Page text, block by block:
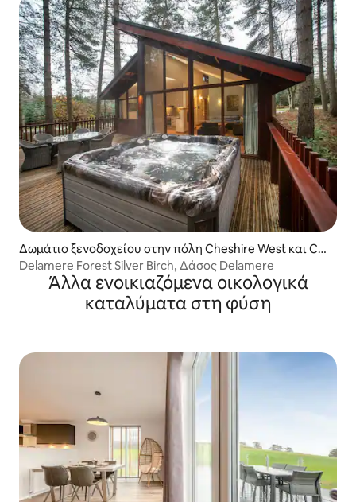
Δωμάτιο ξενοδοχείου στην πόλη Cheshire West και Ch
ester
Delamere Forest Silver Birch, Δάσος Delamere
Άλλα ενοικιαζόμενα οικολογικά
καταλύματα στη φύση